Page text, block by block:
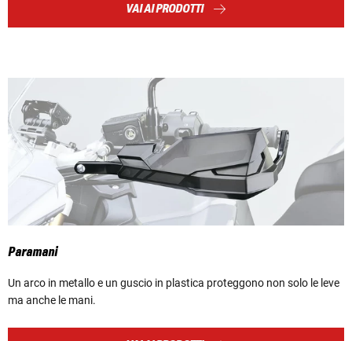
VAI AI PRODOTTI
Paramani
Un arco in metallo e un guscio in plastica proteggono non solo le leve
ma anche le mani.